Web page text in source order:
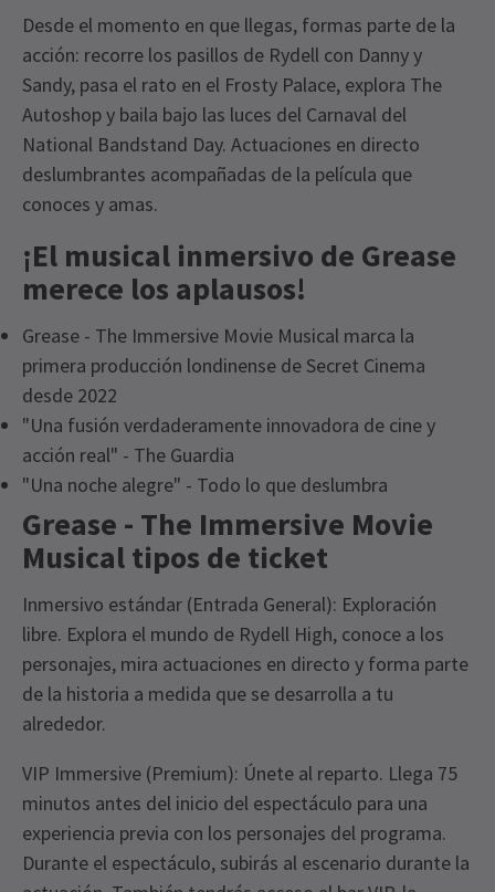
Desde el momento en que llegas, formas parte de la
acción: recorre los pasillos de Rydell con Danny y
Sandy, pasa el rato en el Frosty Palace, explora The
Autoshop y baila bajo las luces del Carnaval del
National Bandstand Day. Actuaciones en directo
deslumbrantes acompañadas de la película que
conoces y amas.
¡El musical inmersivo de Grease
merece los aplausos!
Grease - The Immersive Movie Musical marca la
primera producción londinense de Secret Cinema
desde 2022
"Una fusión verdaderamente innovadora de cine y
acción real" - The Guardia
"Una noche alegre" - Todo lo que deslumbra
Grease - The Immersive Movie
Musical tipos de ticket
Inmersivo estándar (Entrada General): Exploración
libre. Explora el mundo de Rydell High, conoce a los
personajes, mira actuaciones en directo y forma parte
de la historia a medida que se desarrolla a tu
alrededor.
VIP Immersive (Premium): Únete al reparto. Llega 75
minutos antes del inicio del espectáculo para una
experiencia previa con los personajes del programa.
Durante el espectáculo, subirás al escenario durante la